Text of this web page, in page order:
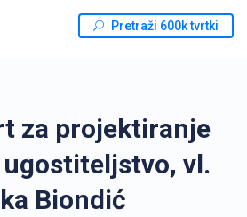
Pretraži 600k tvrtki
za projektiranje
vl.
Biondić